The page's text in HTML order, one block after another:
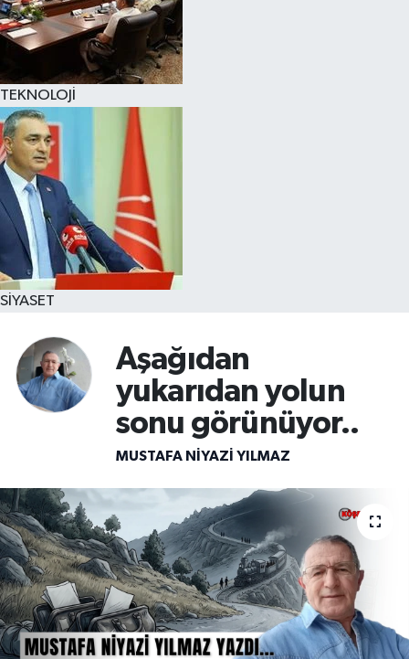
TEKNOLOJİ
SİYASET
Aşağıdan
yukarıdan yolun
sonu görünüyor..
MUSTAFA NIYAZI YILMAZ